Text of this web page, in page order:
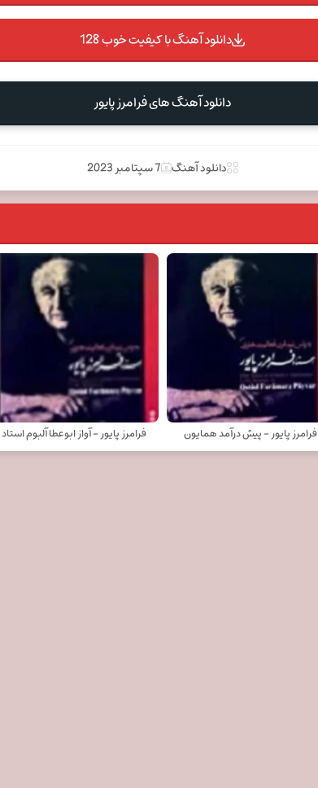
دانلود آهنگ با کیفیت خوب 128
دانلود آهنگ های فرامرز پایور
دانلود آهنگ 7 سپتامبر 2023
فرامرز پایور - پیش درآمد همایون فرامرز پایور - آواز ابوعطا آلبوم استاد